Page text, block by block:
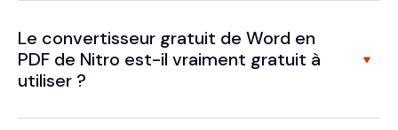
Le convertisseur gratuit de Word en
PDF de Nitro est-il vraiment gratuit à
utiliser ?